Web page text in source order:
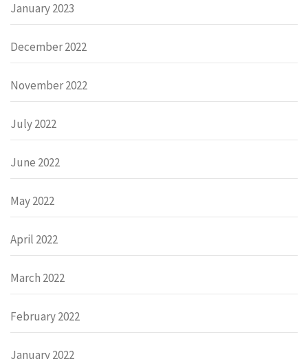
January 2023
December 2022
November 2022
July 2022
June 2022
May 2022
April 2022
March 2022
February 2022
January 2022